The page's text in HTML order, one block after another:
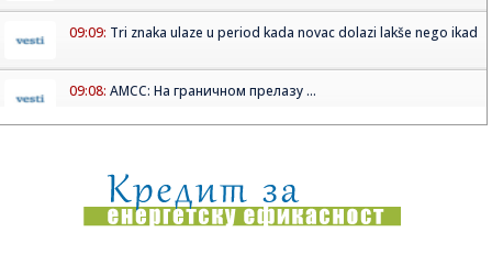
09:09: Tri znaka ulaze u period kada novac dolazi lakše nego ikad
09:08: АМСС: На граничном прелазу ...
09:08:Rutina Šeltona